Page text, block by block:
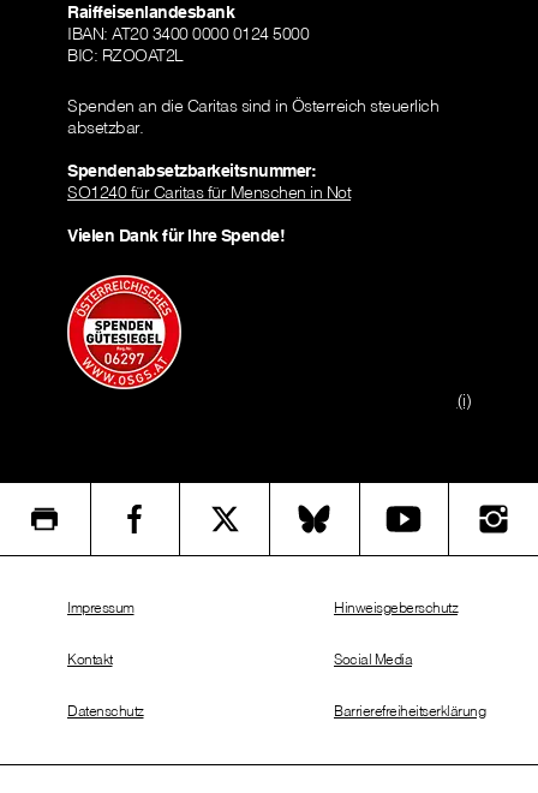
Raiffeisenlandesbank
IBAN: AT20 3400 0000 0124 5000
BIC: RZOOAT2L
Spenden an die Caritas sind in Österreich steuerlich
absetzbar.
Spendenabsetzbarkeitsnummer:
SO1240 für Caritas für Menschen in Not
Vielen Dank für Ihre Spende!
(i)
Impressum
Kontakt
Datenschutz
Hinweisgeberschutz
Social Media
Barrierefreiheitserklärung